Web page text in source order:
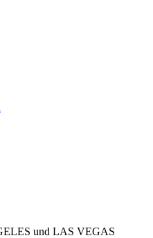
und LAS VEGAS